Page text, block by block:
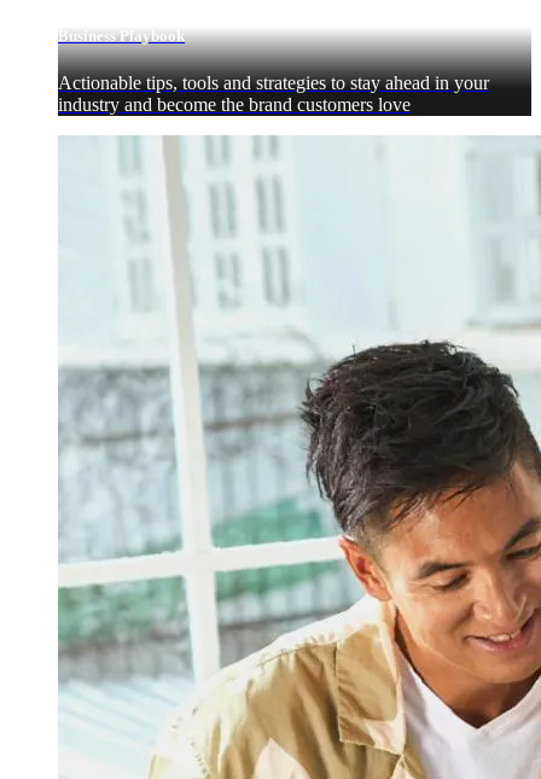
Business Playbook
Actionable tips, tools and strategies to stay ahead in your
industry and become the brand customers love